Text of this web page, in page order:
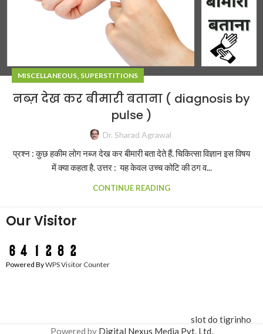
MISCELLANEOUS, SUPERSTITIONS
नब्ज़ देख कर बीमारी बताना ( diagnosis by
pulse )
Dr. Sharad Agrawal
प्रश्न : कुछ हकीम लोग नब्ज देख कर बीमारी बता देते हैं. चिकित्सा विज्ञान इस विषय
में क्या कहता है. उत्तर : यह केवल उच्च कोटि की ठग व...
CONTINUE READING
Our Visitor
Powered ByWPS Visitor Counter
Powered by Digital Nexus Media Pvt. Ltd.
slot do tigrinho